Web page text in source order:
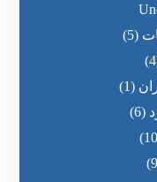
(5)
(1)
(6)